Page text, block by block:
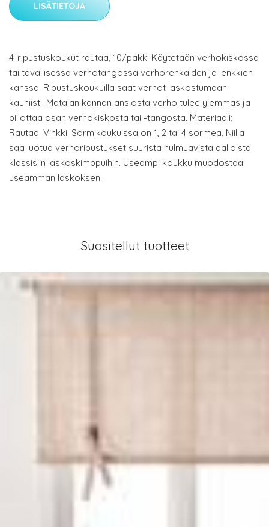
LISÄTIETOJA
4-ripustuskoukut rautaa, 10/pakk. Käytetään verhokiskossa
tai tavallisessa verhotangossa verhorenkaiden ja lenkkien
kanssa. Ripustuskoukuilla saat verhot laskostumaan
kauniisti. Matalan kannan ansiosta verho tulee ylemmäs ja
piilottaa osan verhokiskosta tai -tangosta. Materiaali:
Rautaa. Vinkki: Sormikoukuissa on 1, 2 tai 4 sormea. Niillä
saa luotua verhoripustukset suurista hulmuavista aalloista
klassisiin laskoskimppuihin. Useampi koukku muodostaa
useamman laskoksen.
Suositellut tuotteet